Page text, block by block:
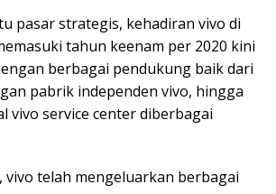
pasar strategis, kehadiran vivo di
tahun keenam per 2020 kini
berbagai pendukung baik dari
pabrik independen vivo, hingga
vivo service center diberbagai
vivo telah mengeluarkan berbagai